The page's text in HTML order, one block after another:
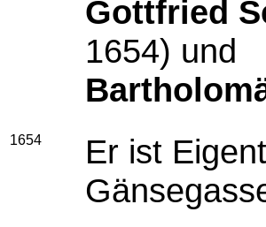
Gottfried
1654) und
1654
Er ist